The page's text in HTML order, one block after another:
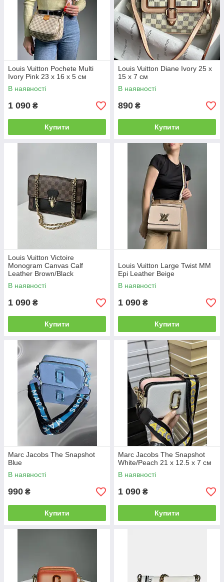
Louis Vuitton Pochete Multi
Ivory Pink 23 х 16 х 5 см
В наявності
1 090 ₴
Купити
Louis Vuitton Diane Ivory 25 x
15 x 7 см
В наявності
890 ₴
Купити
Louis Vuitton Victoire
Monogram Canvas Calf
Leather Brown/Black
В наявності
1 090 ₴
Купити
Louis Vuitton Large Twist MM
Epi Leather Beige
В наявності
1 090 ₴
Купити
Marc Jacobs The Snapshot
Blue
В наявності
990 ₴
Купити
Marc Jacobs The Snapshot
White/Peach 21 х 12.5 х 7 см
В наявності
1 090 ₴
Купити